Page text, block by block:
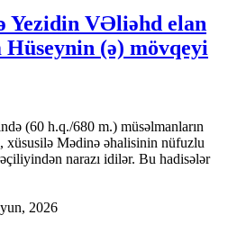
Yezidin VƏliəhd elan
Hüseynin (ə) mövqeyi
(60 h.q./680 m.) müsəlmanların
xüsusilə Mədinə əhalisinin nüfuzlu
narazı idilər. Bu hadisələr
2026